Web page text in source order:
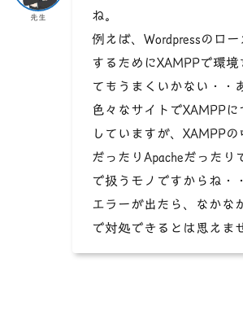
先生
ね。
例えば、Wordpressのロ
するためにXAMPPで環境
てもうまくいかない・・
色々なサイトでXAMPP
していますが、XAMPPの
だったりApacheだったり
で扱うモノですからね・・
エラーが出たら、なかな
で対処できるとは思えま